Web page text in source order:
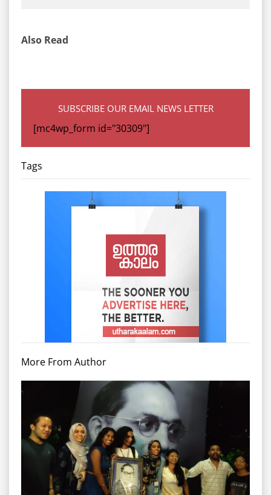
Also Read
SUBSCRIBE OUR EMAIL NEWS LETTER
[mc4wp_form id="30309"]
Tags
More From Author